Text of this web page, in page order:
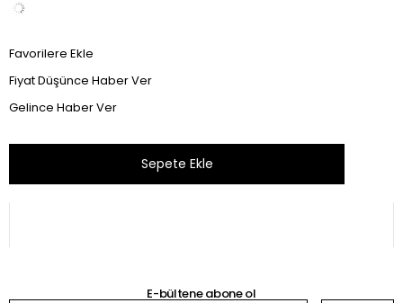
Favorilere Ekle
Fiyat Düşünce Haber Ver
Gelince Haber Ver
Bu ürünü son 24 saat içinde 64 kişi inceledi.
E-bültene abone ol